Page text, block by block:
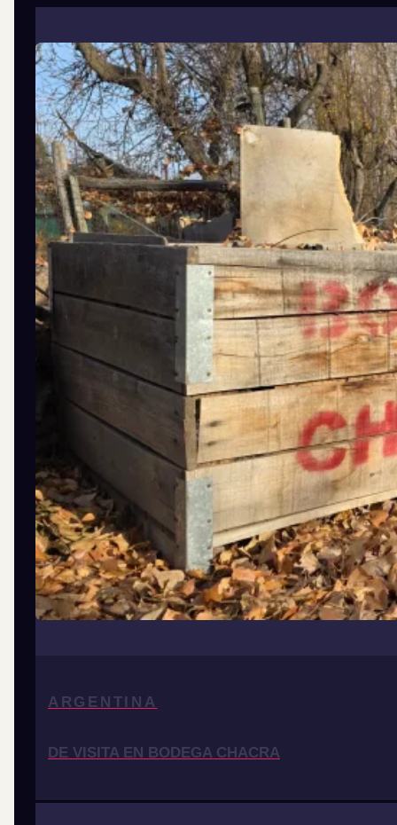
ARGENTINA
DE VISITA EN BODEGA CHACRA